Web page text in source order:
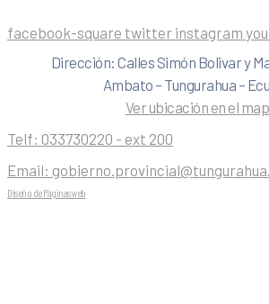
facebook-square twitter instagram
Dirección: Calles Simón Bolivar y
Ambato – Tungurahua –
Ver ubicación en el
Telf: 033730220 - ext 200
Email:
Diseño de Páginas web